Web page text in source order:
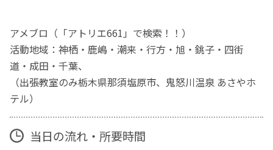
アメブロ（「アトリエ661」で検索！！）
活動地域：神栖・鹿嶋・潮来・行方・旭・銚子・四街
道・成田・千葉、
（出張教室のみ栃木県那須塩原市、鬼怒川温泉 あさやホ
テル）
当日の流れ・所要時間